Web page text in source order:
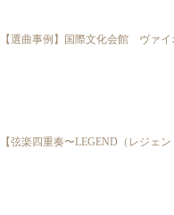
【選曲事例】国際文化会館 ヴァイ
【弦楽四重奏〜LEGEND（レジェン